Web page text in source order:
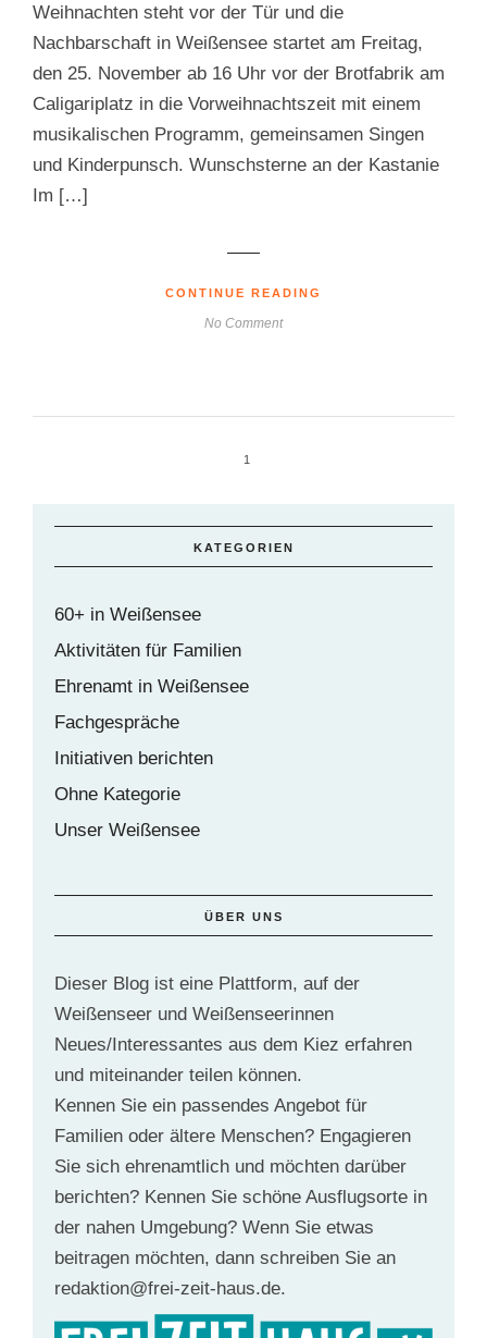
Weihnachten steht vor der Tür und die
Nachbarschaft in Weißensee startet am Freitag,
den 25. November ab 16 Uhr vor der Brotfabrik am
Caligariplatz in die Vorweihnachtszeit mit einem
musikalischen Programm, gemeinsamen Singen
und Kinderpunsch. Wunschsterne an der Kastanie
Im […]
CONTINUE READING
No Comment
1
KATEGORIEN
60+ in Weißensee
Aktivitäten für Familien
Ehrenamt in Weißensee
Fachgespräche
Initiativen berichten
Ohne Kategorie
Unser Weißensee
ÜBER UNS
Dieser Blog ist eine Plattform, auf der
Weißenseer und Weißenseerinnen
Neues/Interessantes aus dem Kiez erfahren
und miteinander teilen können.
Kennen Sie ein passendes Angebot für
Familien oder ältere Menschen? Engagieren
Sie sich ehrenamtlich und möchten darüber
berichten? Kennen Sie schöne Ausflugsorte in
der nahen Umgebung? Wenn Sie etwas
beitragen möchten, dann schreiben Sie an
redaktion@frei-zeit-haus.de.